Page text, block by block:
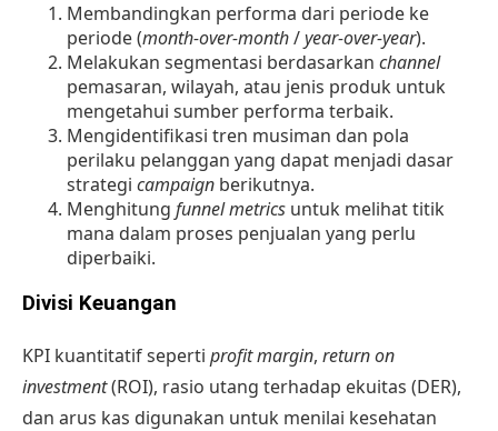
Membandingkan performa dari periode ke
periode (month-over-month/year-over-year).
Melakukan segmentasi berdasarkan channel
pemasaran, wilayah, atau jenis produk untuk
mengetahui sumber performa terbaik.
Mengidentifikasi tren musiman dan pola
perilaku pelanggan yang dapat menjadi dasar
strategi campaign berikutnya.
Menghitung funnel metrics untuk melihat titik
mana dalam proses penjualan yang perlu
diperbaiki.
Divisi Keuangan
KPI kuantitatif seperti profit margin, return on
investment(ROI), rasio utang terhadap ekuitas (DER),
dan arus kas digunakan untuk menilai kesehatan